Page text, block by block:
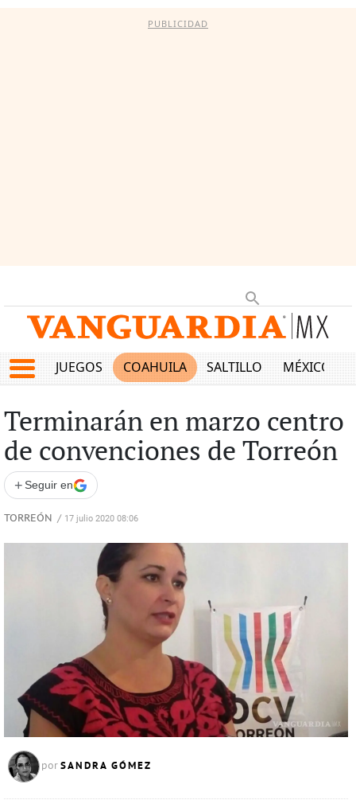
PUBLICIDAD
JUEGOS COAHUILA SALTILLO MÉXICO
Terminarán en marzo centro
de convenciones de Torreón
+ Seguir en
TORREÓN / 17 julio 2020 08:06
por SANDRA GÓMEZ